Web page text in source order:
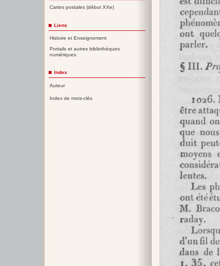
Cartes postales (début XXe)
Liens
Histoire et Enseignement
Portails et autres bibliothèques
numériques
Index
Auteur
Index de mots-clés